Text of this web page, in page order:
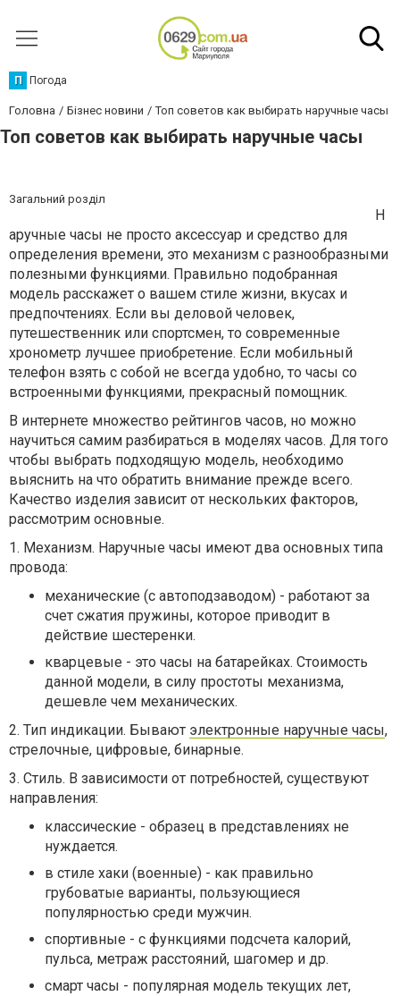
П Погода
Головна Бізнес новини Топ советов как выбирать наручные часы
Топ советов как выбирать наручные часы
Загальний розділ
Н
аручные часы не просто аксессуар и средство для
определения времени, это механизм с разнообразными
полезными функциями. Правильно подобранная
модель расскажет о вашем стиле жизни, вкусах и
предпочтениях. Если вы деловой человек,
путешественник или спортсмен, то современные
хронометр лучшее приобретение. Если мобильный
телефон взять с собой не всегда удобно, то часы со
встроенными функциями, прекрасный помощник.
В интернете множество рейтингов часов, но можно
научиться самим разбираться в моделях часов. Для того
чтобы выбрать подходящую модель, необходимо
выяснить на что обратить внимание прежде всего.
Качество изделия зависит от нескольких факторов,
рассмотрим основные.
1. Механизм. Наручные часы имеют два основных типа
провода:
механические (с автоподзаводом) - работают за
счет сжатия пружины, которое приводит в
действие шестеренки.
кварцевые - это часы на батарейках. Стоимость
данной модели, в силу простоты механизма,
дешевле чем механических.
2. Тип индикации. Бывают электронные наручные часы,
стрелочные, цифровые, бинарные.
3. Стиль. В зависимости от потребностей, существуют
направления:
классические - образец в представлениях не
нуждается.
в стиле хаки (военные) - как правильно
грубоватые варианты, пользующиеся
популярностью среди мужчин.
спортивные - с функциями подсчета калорий,
пульса, метраж расстояний, шагомер и др.
смарт часы - популярная модель текущих лет,